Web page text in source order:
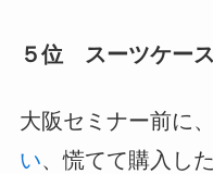
５位 スーツケース
大阪セミナー前に、
い、慌てて購入し